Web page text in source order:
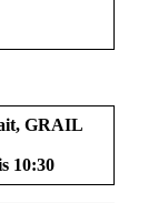
GRAIL
10:30